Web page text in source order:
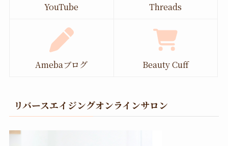
YouTube Threads
Amebaブログ Beauty Cuff
リバースエイジングオンラインサロン